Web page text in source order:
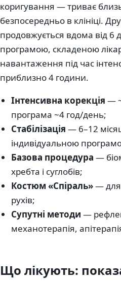
коригування — триває
безпосередньо в клініці.
продовжується вдома від 6
програмою, складеною
навантаження під час
приблизно 4 години.
Інтенсивна корекція —
програма ~4 год/день;
Стабілізація — 6–12
індивідуальною
Базова процедура —
хребта і суглобів;
Костюм «Спіраль»— для
рухів;
Супутні методи —
механотерапія,
Що лікують: